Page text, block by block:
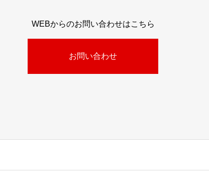
WEBからのお問い合わせはこちら
お問い合わせ